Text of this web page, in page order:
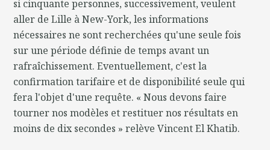
si cinquante personnes, successivement, veulent
aller de Lille à New-York, les informations
nécessaires ne sont recherchées qu'une seule fois
sur une période définie de temps avant un
rafraîchissement. Eventuellement, c'est la
confirmation tarifaire et de disponibilité seule qui
fera l'objet d'une requête. « Nous devons faire
tourner nos modèles et restituer nos résultats en
moins de dix secondes » relève Vincent El Khatib.